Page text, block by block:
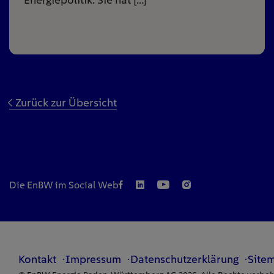
Zurück zur Übersicht
Die EnBW im Social Web
Kontakt Impressum Datenschutzerklärung